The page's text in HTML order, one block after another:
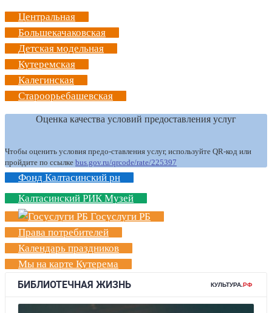
Центральная
Большекачаковская
Детская модельная
Кутеремская
Калегинская
Староорьебашевская
Оценка качества условий предоставления услуг
Чтобы оценить условия предо-ставления услуг, используйте QR-код или
пройдите по ссылке bus.gov.ru/qrcode/rate/225397
Фонд Калтасинский рн
Калтасинский РИК Музей
Госуслуги РБ
Права потребителей
Календарь праздников
Мы на карте Кутерема